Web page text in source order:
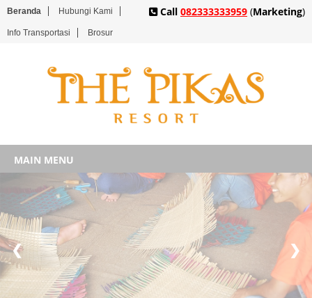
Call 082333333959 (Marketing)
Beranda Hubungi Kami
Info Transportasi Brosur
MAIN MENU
❮ ❯